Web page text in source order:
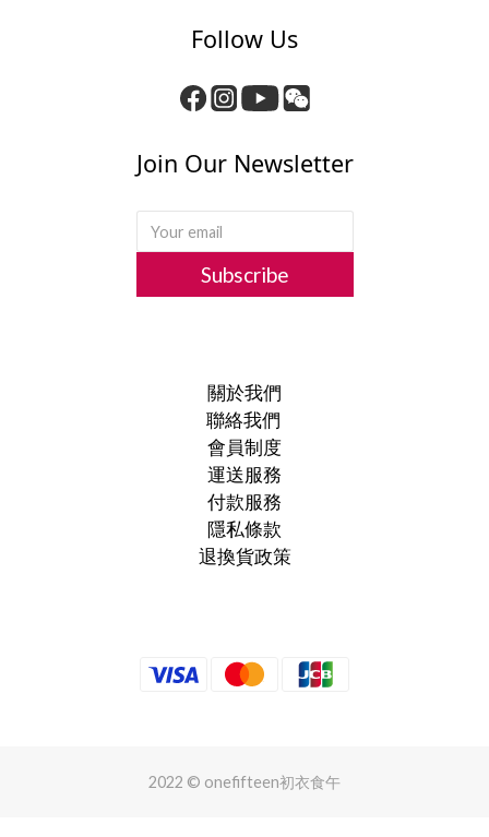
Follow Us
Join Our Newsletter
Subscribe
關於我們
聯絡我們
會員制度
運送服務
付款服務
隱私條款
退換貨政策
2022 © onefifteen初衣食午